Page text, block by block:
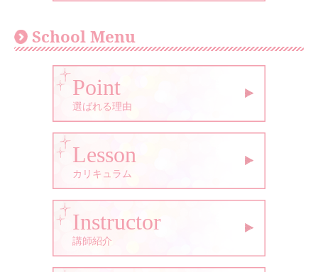
School Menu
Point
選ばれる理由
Lesson
カリキュラム
Instructor
講師紹介